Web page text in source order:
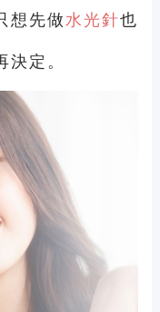
想先做水光針也
定。